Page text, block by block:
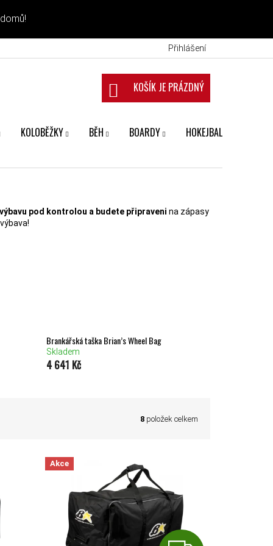
Přihlášení
NÁKUPNÍ KOŠÍK
KOLOBĚŽKY BĚH BOARDY HOKEJBAL
pod kontrolou a budete připraveni na zápasy
Brankářská taška Brian’s Wheel Bag
Skladem
4 641 Kč
8 položek celkem
Akce